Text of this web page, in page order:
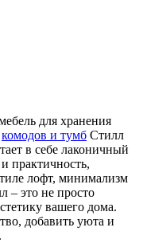
для хранения
комодов и тумб Стилл
в себе лаконичный
практичность,
лофт, минимализм
– это не просто
вашего дома.
добавить уюта и